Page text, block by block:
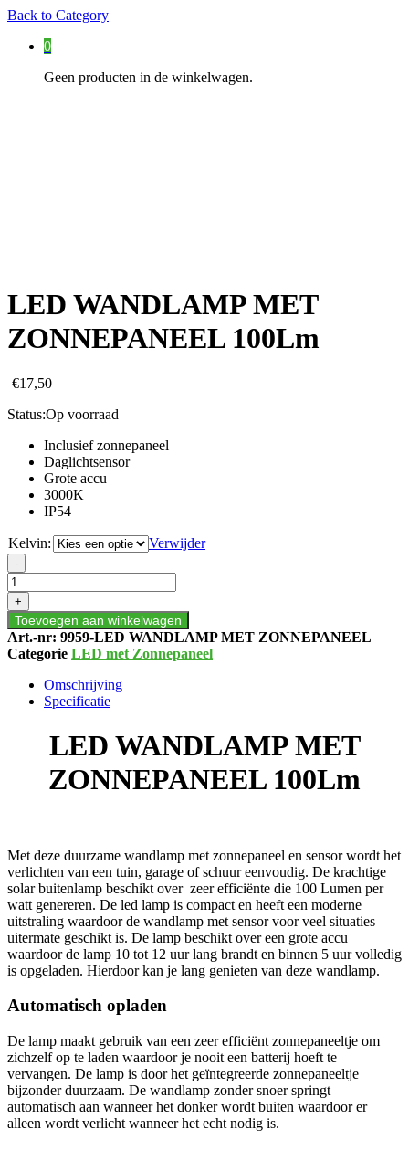
Back to Category
0
Geen producten in de winkelwagen.
LED WANDLAMP MET
ZONNEPANEEL 100Lm
€17,50
Status:Op voorraad
Inclusief zonnepaneel
Daglichtsensor
Grote accu
3000K
IP54
Kelvin:
Verwijder
LED
WANDLAMP
MET
ZONNEPANEEL
100Lm
aantal
-
+
Toevoegen aan winkelwagen
Art.-nr: 9959-LED WANDLAMP MET ZONNEPANEEL
Categorie LED met Zonnepaneel
Omschrijving
Specificatie
LED WANDLAMP MET
ZONNEPANEEL 100Lm
Met deze duurzame wandlamp met zonnepaneel en sensor wordt het
verlichten van een tuin, garage of schuur eenvoudig. De krachtige
solar buitenlamp beschikt over zeer efficiënte die 100 Lumen per
watt genereren. De led lamp is compact en heeft een moderne
uitstraling waardoor de wandlamp met sensor voor veel situaties
uitermate geschikt is. De lamp beschikt over een grote accu
waardoor de lamp 10 tot 12 uur lang brandt en binnen 5 uur volledig
is opgeladen. Hierdoor kan je lang genieten van deze wandlamp.
Automatisch opladen
De lamp maakt gebruik van een zeer efficiënt zonnepaneeltje om
zichzelf op te laden waardoor je nooit een batterij hoeft te
vervangen. De lamp is door het geïntegreerde zonnepaneeltje
bijzonder duurzaam. De wandlamp zonder snoer springt
automatisch aan wanneer het donker wordt buiten waardoor er
alleen wordt verlicht wanneer het echt nodig is.